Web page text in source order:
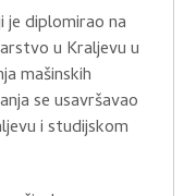
je diplomirao na
u Kraljevu u
mašinskih
se usavršavao
i studijskom